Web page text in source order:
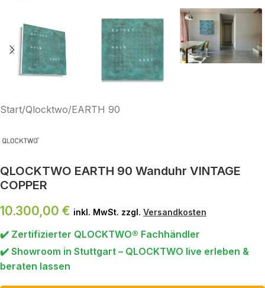
Start/Qlocktwo/EARTH 90
QLOCKTWO EARTH 90 Wanduhr VINTAGE
COPPER
10.300,00 € inkl. MwSt. zzgl. Versandkosten
✔️ Zertifizierter QLOCKTWO® Fachhändler
✔️ Showroom in Stuttgart – QLOCKTWO live erleben &
beraten lassen